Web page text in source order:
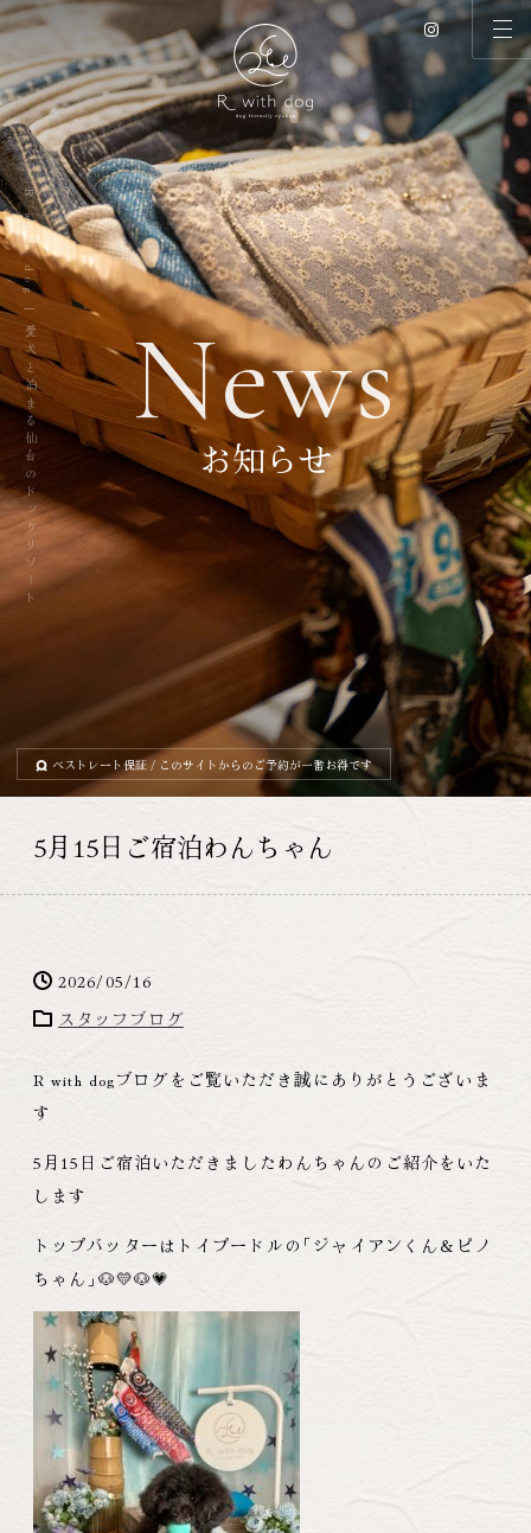
R with dog | 愛犬と泊まる仙台のドッグリゾート
ベストレート保証/ このサイトからのご予約が一番お得です
News
お知らせ
5月15日ご宿泊わんちゃん
2026/05/16
スタッフブログ
R with dogブログをご覧いただき誠にありがとうございま
す
5月15日ご宿泊いただきましたわんちゃんのご紹介をいた
します
トップバッターはトイプードルの「ジャイアンくん＆ピノ
ちゃん 」🐶💛🐶💗